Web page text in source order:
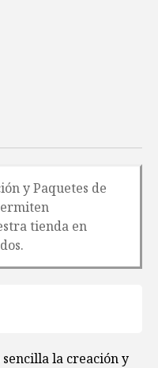
y Paquetes de
tienda en
la creación y